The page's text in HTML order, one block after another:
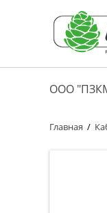
ООО
Главная /